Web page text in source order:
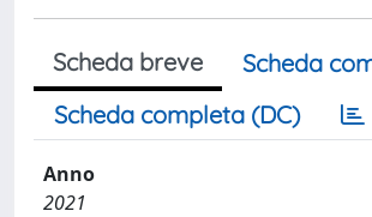
Scheda breve
Scheda
Scheda completa (DC)
Anno
2021